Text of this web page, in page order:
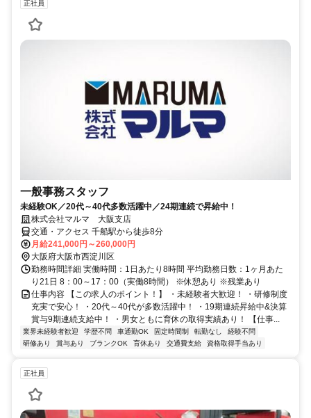
正社員
一般事務スタッフ
未経験OK／20代～40代多数活躍中／24期連続で昇給中！
株式会社マルマ 大阪支店
交通・アクセス 千船駅から徒歩8分
月給241,000円～260,000円
大阪府大阪市西淀川区
勤務時間詳細 実働時間：1日あたり8時間 平均勤務日数：1ヶ月あた
り21日 8：00～17：00（実働8時間） ※休憩あり ※残業あり
仕事内容 【この求人のポイント！】 ・未経験者大歓迎！ ・研修制度
充実で安心！ ・20代～40代が多数活躍中！ ・19期連続昇給中&決算
賞与9期連続支給中！ ・男女ともに育休の取得実績あり！ 【仕事...
業界未経験者歓迎 学歴不問 車通勤OK 固定時間制 転勤なし
経験不問
研修あり
賞与あり ブランクOK 育休あり 交通費支給 資格取得手当あり
正社員